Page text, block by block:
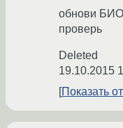
обнови
проверь
Deleted
19.10.2015
Показать